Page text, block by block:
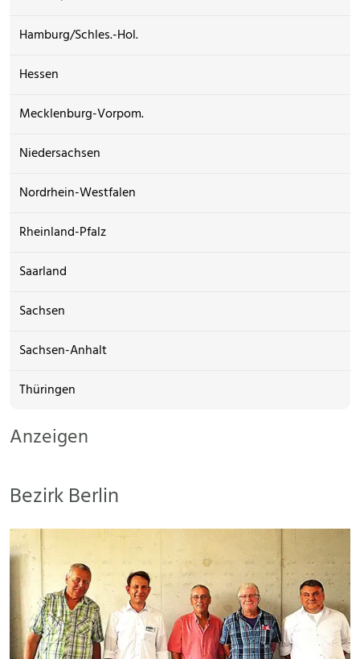
Hamburg/Schles.-Hol.
Hessen
Mecklenburg-Vorpom.
Niedersachsen
Nordrhein-Westfalen
Rheinland-Pfalz
Saarland
Sachsen
Sachsen-Anhalt
Thüringen
Anzeigen
Bezirk Berlin